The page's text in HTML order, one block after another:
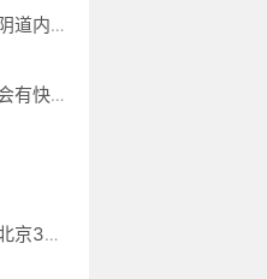
一天内长时间将跳蛋塞在阴道内 有什么危害免...(跳蛋是放哪里)
为什么憋尿久了按压小腹会有快感_-
【北京市医院投诉电话】北京301医院电话--(北京301医院投诉电话多少)